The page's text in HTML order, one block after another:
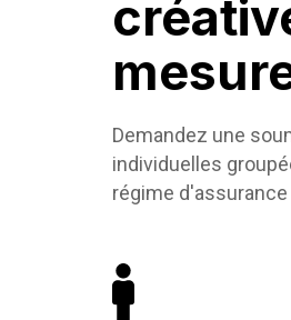
Demandez une
individuelles
régime